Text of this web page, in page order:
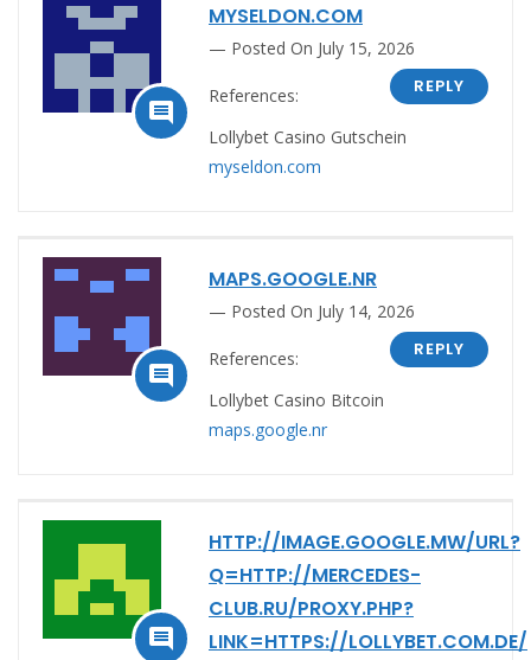

MYSELDON.COM
Posted On July 15, 2026
REPLY
References:
Lollybet Casino Gutschein
myseldon.com

MAPS.GOOGLE.NR
Posted On July 14, 2026
REPLY
References:
Lollybet Casino Bitcoin
maps.google.nr

HTTP://IMAGE.GOOGLE.MW/URL?
Q=HTTP://MERCEDES-
CLUB.RU/PROXY.PHP?
LINK=HTTPS://LOLLYBET.COM.DE/